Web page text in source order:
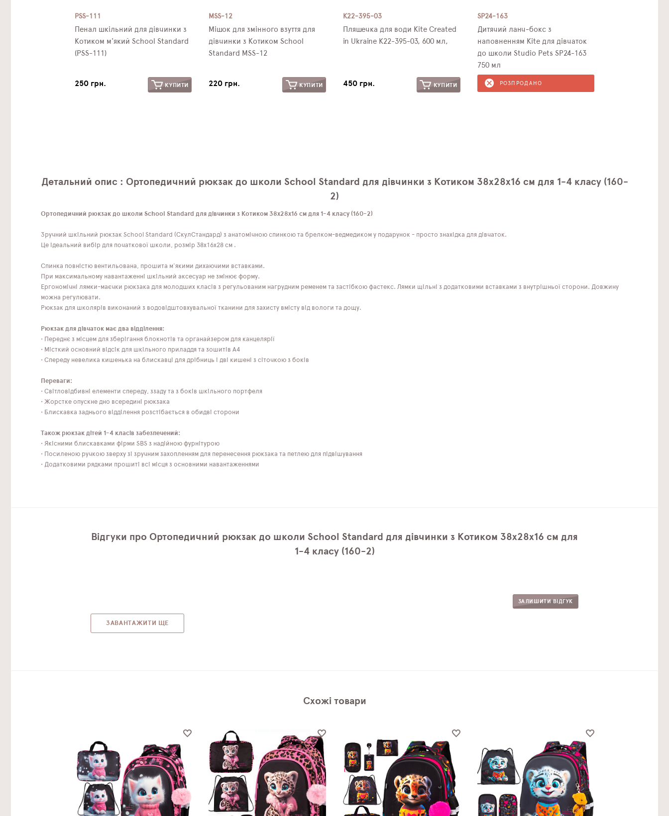
PSS-111
Пенал шкільний для дівчинки з
Котиком м'який School Standard
(PSS-111)
250 грн. КУПИТИ
MSS-12
Мішок для змінного взуття для
дівчинки з Котиком School
Standard MSS-12
220 грн. КУПИТИ
K22-395-03
Пляшечка для води Kite Created
in Ukraine K22-395-03, 600 мл,
450 грн. КУПИТИ
SP24-163
Дитячий ланч-бокс з
наповненням Kite для дівчаток
до школи Studio Pets SP24-163
750 мл
РОЗПРОДАНО
Детальний опис : Ортопедичний рюкзак до школи School Standard для дівчинки з Котиком 38х28х16 см для 1-4 класу (160-
2)
Ортопедичний рюкзак до школи School Standard для дівчинки з Котиком 38х28х16 см для 1-4 класу (160-2)
Зручний шкільний рюкзак School Standard (СкулСтандард) з анатомічною спинкою та брелком-ведмедиком у подарунок - просто знахідка для дівчаток.
Це ідеальний вибір для початкової школи, розмір 38х16х28 см .
Спинка повністю вентильована, прошита м'якими дихаючими вставками.
При максимальному навантаженні шкільний аксесуар не змінює форму.
Ергономічні лямки-маєчки рюкзака для молодших класів з регульованим нагрудним ременем та застібкою фастекс. Лямки щільні з додатковими вставками з внутрішньої сторони. Довжину
можна регулювати.
Рюкзак для школярів виконаний з водовідштовхувальної тканини для захисту вмісту від вологи та дощу.
Рюкзак для дівчаток має два відділення:
• Переднє з місцем для зберігання блокнотів та органайзером для канцелярії
• Місткий основний відсік для шкільного приладдя та зошитів А4
• Спереду невелика кишенька на блискавці для дрібниць і дві кишені з сіточкою з боків
Переваги:
• Світловідбивні елементи спереду, ззаду та з боків шкільного портфеля
• Жорстке опускне дно всередині рюкзака
• Блискавка заднього відділення розстібається в обидві сторони
Також рюкзак дітей 1-4 класів забезпечений:
• Якісними блискавками фірми SBS з надійною фурнітурою
• Посиленою ручкою зверху зі зручним захопленням для перенесення рюкзака та петлею для підвішування
• Додатковими рядками прошиті всі місця з основними навантаженнями
Відгуки про Ортопедичний рюкзак до школи School Standard для дівчинки з Котиком 38х28х16 см для
1-4 класу (160-2)
ЗАЛИШИТИ ВІДГУК
ЗАВАНТАЖИТИ ЩЕ
Схожі товари